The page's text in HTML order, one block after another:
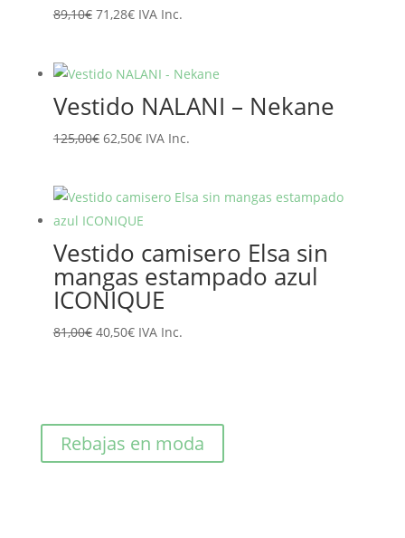
89,10€ El
era:
89,10€.
71,28€El
es:
71,28€.
IVA Inc.
Vestido NALANI – Nekane
125,00€ El
era:
125,00€.
62,50€El
es:
62,50€.
IVA Inc.
Vestido camisero Elsa sin
mangas estampado azul
ICONIQUE
81,00€ El
81,00€.
40,50€El
40,50€.
IVA Inc.
Rebajas en moda